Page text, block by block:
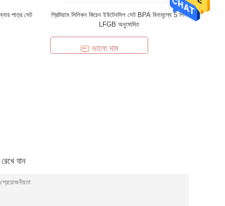
পাত্র সেট
প্রিমিয়াম সিলিকন কিচেন ইউটেনসিল সেট BPA বিনামূল্যে 5 পিস
LFGB অনুমোদিত
ভালো দাম
যান